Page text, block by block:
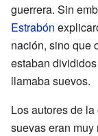
guerrera. Sin
Estrabón
nación, sino que
estaban
llamaba suevos.
Los autores de
suevas eran